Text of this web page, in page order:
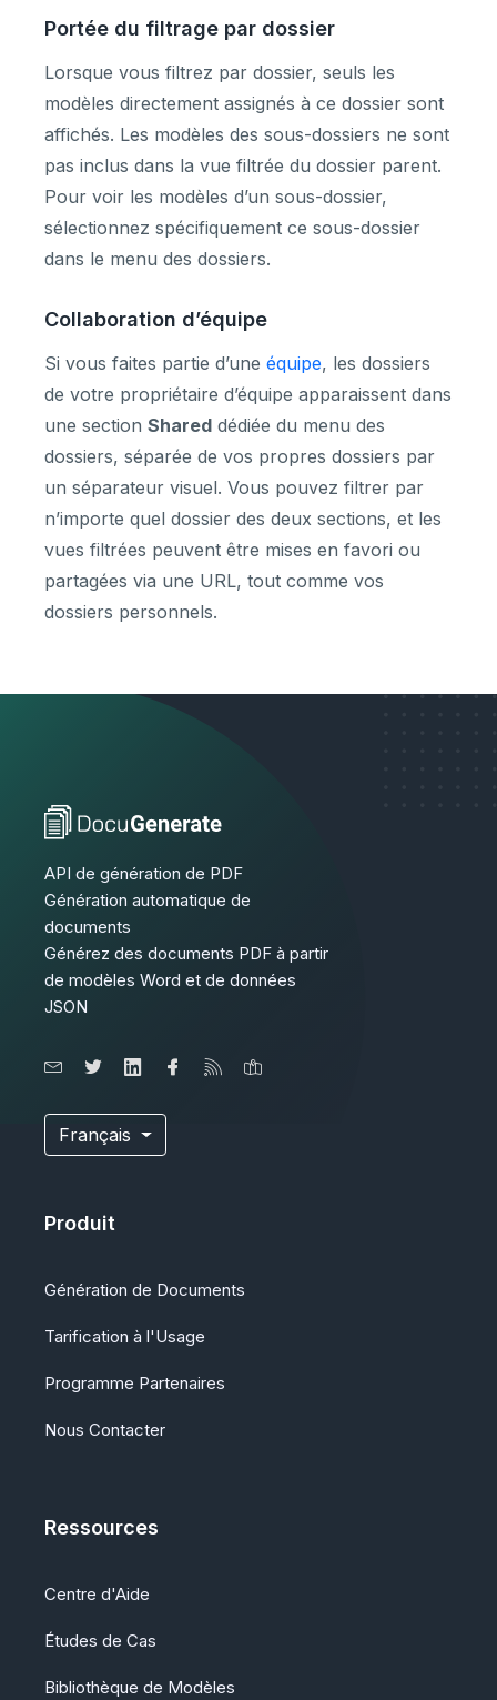
Portée du filtrage par dossier
Lorsque vous filtrez par dossier, seuls les
modèles directement assignés à ce dossier sont
affichés. Les modèles des sous-dossiers ne sont
pas inclus dans la vue filtrée du dossier parent.
Pour voir les modèles d’un sous-dossier,
sélectionnez spécifiquement ce sous-dossier
dans le menu des dossiers.
Collaboration d’équipe
Si vous faites partie d’une équipe, les dossiers
de votre propriétaire d’équipe apparaissent dans
une section Shared dédiée du menu des
dossiers, séparée de vos propres dossiers par
un séparateur visuel. Vous pouvez filtrer par
n’importe quel dossier des deux sections, et les
vues filtrées peuvent être mises en favori ou
partagées via une URL, tout comme vos
dossiers personnels.
API de génération de PDF
Génération automatique de
documents
Générez des documents PDF à partir
de modèles Word et de données
JSON
Français
Produit
Génération de Documents
Tarification à l'Usage
Programme Partenaires
Nous Contacter
Ressources
Centre d'Aide
Études de Cas
Bibliothèque de Modèles